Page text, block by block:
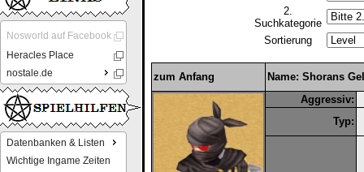
Nosworld auf Facebook
Heracles Place
nostale.de
Datenbanken & Listen
Wichtige Ingame Zeiten
2.
Suchkategorie
Sortierung
zum Anfang
Name: Shorans
Aggressiv:
Typ: